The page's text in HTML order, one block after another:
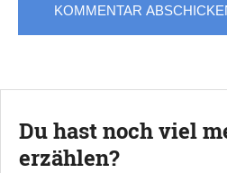
Du hast noch viel
erzählen?